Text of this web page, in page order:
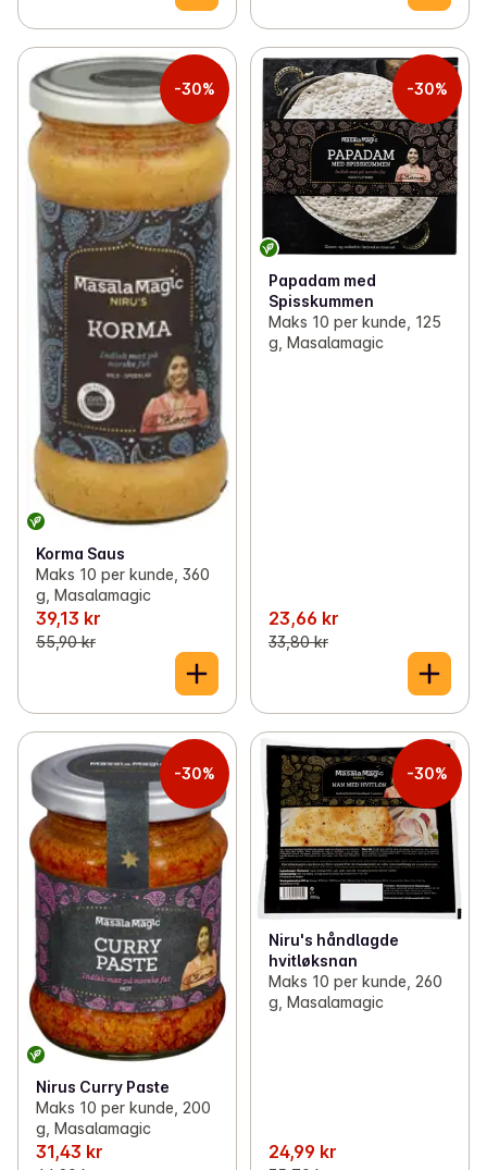
-30%
Korma Saus
Maks 10 per kunde, 360
g, Masalamagic
39,13 kr
55,90 kr
-30%
Papadam med
Spisskummen
Maks 10 per kunde, 125
g, Masalamagic
23,66 kr
33,80 kr
-30%
Nirus Curry Paste
Maks 10 per kunde, 200
g, Masalamagic
31,43 kr
-30%
Niru's håndlagde
hvitløksnan
Maks 10 per kunde, 260
g, Masalamagic
24,99 kr